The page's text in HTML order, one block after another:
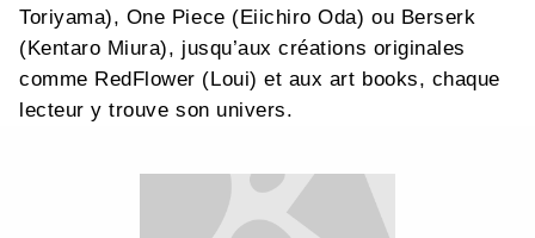
Toriyama), One Piece (Eiichiro Oda) ou Berserk
(Kentaro Miura), jusqu’aux créations originales
comme RedFlower (Loui) et aux art books, chaque
lecteur y trouve son univers.